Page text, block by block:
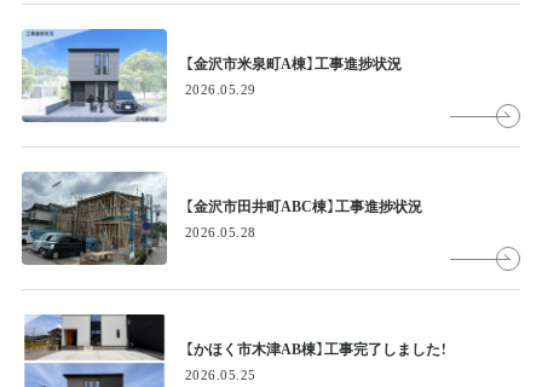
【金沢市米泉町A棟】工事進捗状況
2026.05.29
【金沢市田井町ABC棟】工事進捗状況
2026.05.28
【かほく市木津AB棟】工事完了しました！
2026.05.25